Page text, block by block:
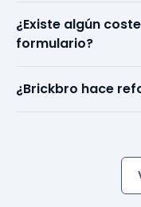
¿Existe algún
formulario?
¿Brickbro hace